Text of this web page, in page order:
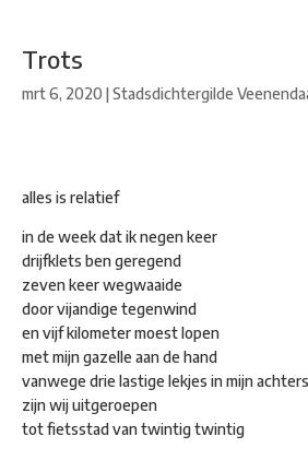
Trots
mrt 6, 2020 |Stadsdichtergilde
alles is relatief
in de week dat ik negen keer
drijfklets ben geregend
zeven keer wegwaaide
door vijandige tegenwind
en vijf kilometer moest lopen
met mijn gazelle aan de hand
vanwege drie lastige lekjes in mijn
zijn wij uitgeroepen
tot fietsstad van twintig twintig